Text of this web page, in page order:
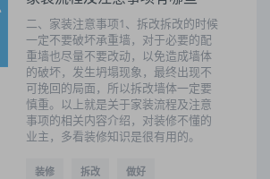
二、家装注意事项1、拆改拆改的时候
一定不要破坏承重墙，对于必要的配
重墙也尽量不要改动，以免造成墙体
的破坏，发生坍塌现象，最终出现不
可挽回的局面，所以拆改墙体一定要
慎重。以上就是关于家装流程及注意
事项的相关内容介绍，对装修不懂的
业主，多看装修知识是很有用的。
装修 拆改 做好